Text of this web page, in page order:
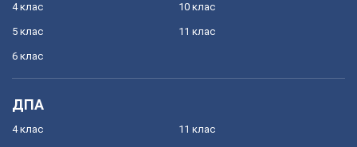
4 клас
5 клас
6 клас
10 клас
11 клас
ДПА
4 клас 11 клас